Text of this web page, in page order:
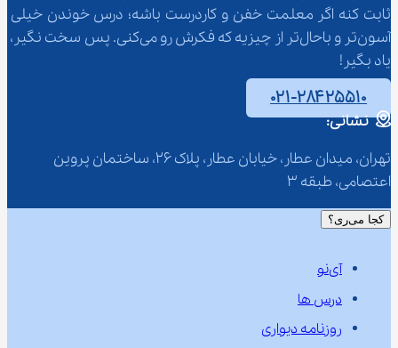
ثابت کنه اگر معلمت خفن و کاردرست باشه؛ درس خوندن خیلی
آسون‌تر و باحال‌تر از چیزیه که فکرش رو می‌کنی. پس سخت نگیر،
یاد بگیر!
۰۲۱-۲۸۴۲۵۵۱۰
نشانی:
تهران، میدان عطار، خیابان عطار، پلاک 26، ساختمان پروین
اعتصامی، طبقه 3
کجا می‌ری؟
آی‌نو
درس ها
روزنامه دیواری